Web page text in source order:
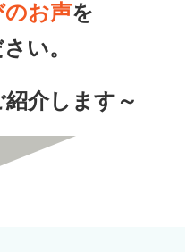
のお声を
い。
介します～